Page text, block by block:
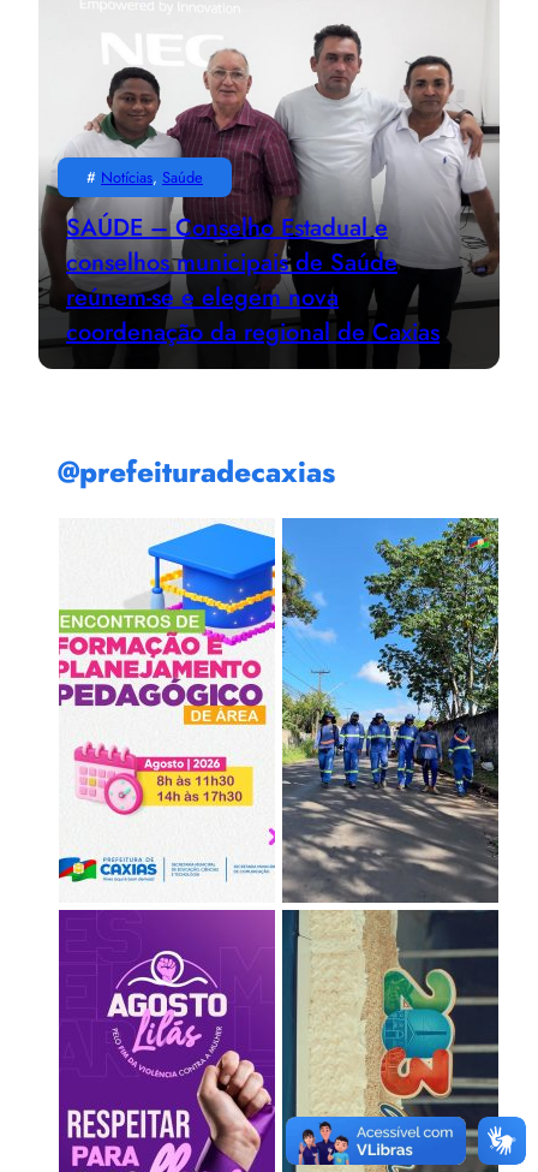
# Notícias, Saúde
SAÚDE – Conselho Estadual e
conselhos municipais de Saúde
reúnem-se e elegem nova
coordenação da regional de Caxias
@prefeituradecaxias